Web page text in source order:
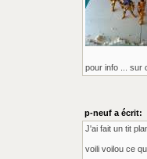
pour info ... sur
p-neuf a écrit:
J'ai fait un tit
voili voilou ce